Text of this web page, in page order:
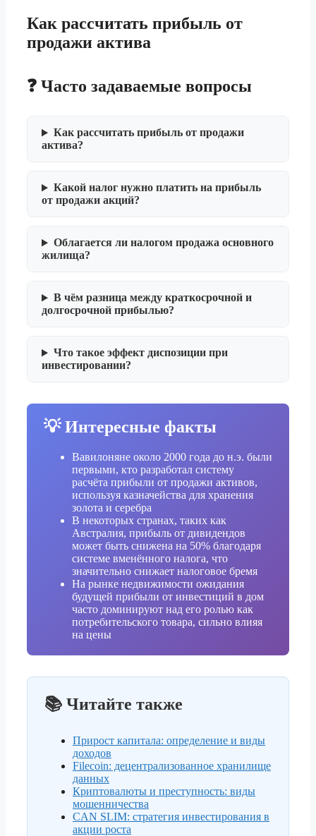
Как рассчитать прибыль от
продажи актива
❓ Часто задаваемые вопросы
Как рассчитать прибыль от продажи
актива?
Какой налог нужно платить на прибыль
от продажи акций?
Облагается ли налогом продажа основного
жилища?
В чём разница между краткосрочной и
долгосрочной прибылью?
Что такое эффект диспозиции при
инвестировании?
💡 Интересные факты
Вавилоняне около 2000 года до н.э. были
первыми, кто разработал систему
расчёта прибыли от продажи активов,
используя казначейства для хранения
золота и серебра
В некоторых странах, таких как
Австралия, прибыль от дивидендов
может быть снижена на 50% благодаря
системе вменённого налога, что
значительно снижает налоговое бремя
На рынке недвижимости ожидания
будущей прибыли от инвестиций в дом
часто доминируют над его ролью как
потребительского товара, сильно влияя
на цены
📚 Читайте также
Прирост капитала: определение и виды
доходов
Filecoin: децентрализованное хранилище
данных
Криптовалюты и преступность: виды
мошенничества
CAN SLIM: стратегия инвестирования в
акции роста